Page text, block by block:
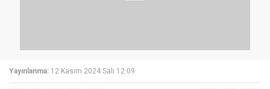
Yayınlanma: 12 Kasım 2024 Salı 12:09